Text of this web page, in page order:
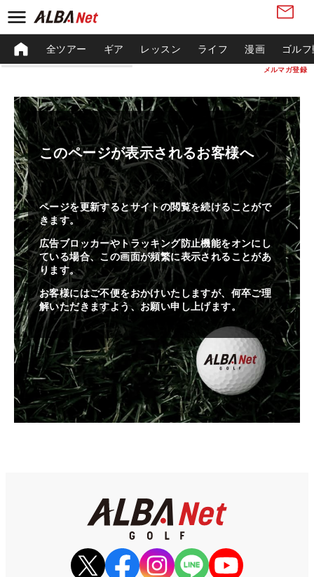
メルマガ登録
全ツアー ギア レッスン ライフ 漫画 ゴル
このページが表示されるお客様へ
ページを更新するとサイトの閲覧を続けることがで
きます。
広告ブロッカーやトラッキング防止機能をオンにし
ている場合、この画面が頻繁に表示されることがあ
ります。
お客様にはご不便をおかけいたしますが、何卒ご理
解いただきますよう、お願い申し上げます。